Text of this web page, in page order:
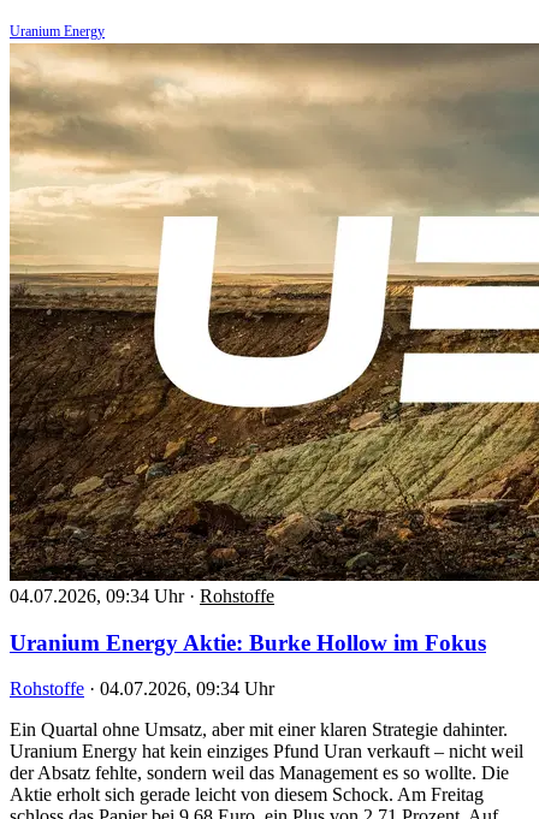
Uranium Energy
04.07.2026, 09:34 Uhr · Rohstoffe
Uranium Energy Aktie: Burke Hollow im Fokus
Rohstoffe · 04.07.2026, 09:34 Uhr
Ein Quartal ohne Umsatz, aber mit einer klaren Strategie dahinter.
Uranium Energy hat kein einziges Pfund Uran verkauft – nicht weil
der Absatz fehlte, sondern weil das Management es so wollte. Die
Aktie erholt sich gerade leicht von diesem Schock. Am Freitag